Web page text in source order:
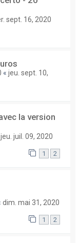
sept. 16, 2020
« jeu. sept. 10,
la version
jeu. juil. 09, 2020
1 2
dim. mai 31, 2020
1 2